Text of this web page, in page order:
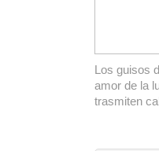
Los guisos
amor de la
trasmiten